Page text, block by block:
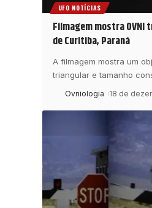
UFO NOTÍCIAS
Filmagem mostra OVNI
de Curitiba, Paraná
A filmagem mostra um
triangular e tamanho
Ovniologia 18 de